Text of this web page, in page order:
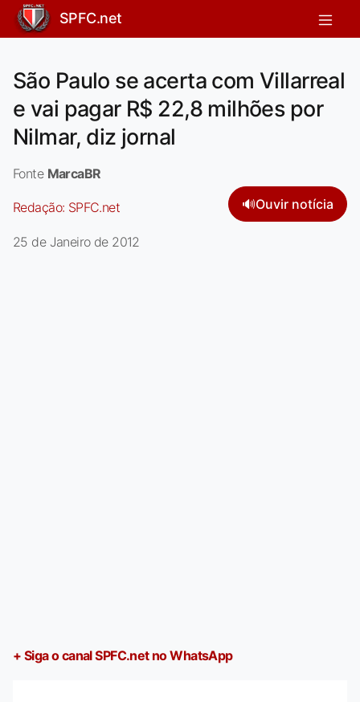
SPFC.net
São Paulo se acerta com Villarreal
e vai pagar R$ 22,8 milhões por
Nilmar, diz jornal
Fonte MarcaBR
Redação: SPFC.net 🔊Ouvir notícia
25 de Janeiro de 2012
+ Siga o canal SPFC.net no WhatsApp